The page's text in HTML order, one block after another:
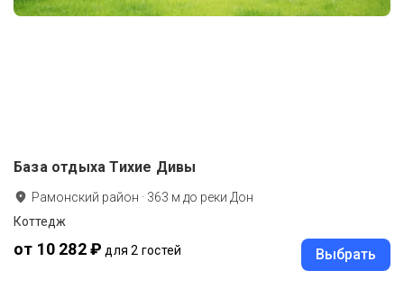
База отдыха Тихие Дивы
Рамонский район · 363 м до реки Дон
Коттедж
от 10 282 ₽ для 2 гостей Выбрать